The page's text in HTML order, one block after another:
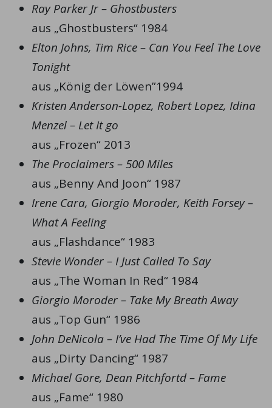
Ray Parker Jr – Ghostbusters
aus „Ghostbusters“ 1984
Elton Johns, Tim Rice – Can You Feel The Love
Tonight
aus „König der Löwen”1994
Kristen Anderson-Lopez, Robert Lopez, Idina
Menzel – Let It go
aus „Frozen“ 2013
The Proclaimers – 500 Miles
aus „Benny And Joon“ 1987
Irene Cara, Giorgio Moroder, Keith Forsey –
What A Feeling
aus „Flashdance“ 1983
Stevie Wonder – I Just Called To Say
aus „The Woman In Red“ 1984
Giorgio Moroder – Take My Breath Away
aus „Top Gun“ 1986
John DeNicola – I’ve Had The Time Of My Life
aus „Dirty Dancing“ 1987
Michael Gore, Dean Pitchfortd – Fame
aus „Fame“ 1980